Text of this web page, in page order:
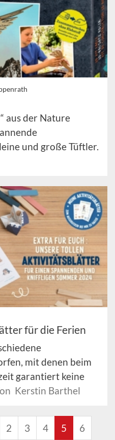
aus der Nature
und große Tüftler.
für die Ferien
mit denen beim
garantiert keine
Kerstin Barthel
2 3 4 5 6